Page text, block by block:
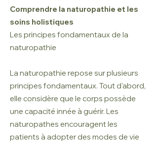
Comprendre la naturopathie et les
soins holistiques
Les principes fondamentaux de la
naturopathie
La naturopathie repose sur plusieurs
principes fondamentaux. Tout d'abord,
elle considère que le corps possède
une capacité innée à guérir. Les
naturopathes encouragent les
patients à adopter des modes de vie